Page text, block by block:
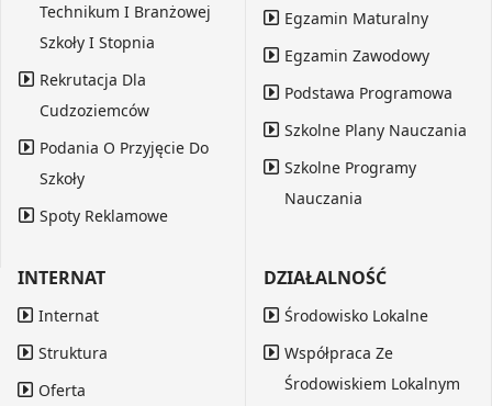
Technikum I Branżowej
Szkoły I Stopnia
Rekrutacja Dla
Cudzoziemców
Podania O Przyjęcie Do
Szkoły
Spoty Reklamowe
Egzamin Maturalny
Egzamin Zawodowy
Podstawa Programowa
Szkolne Plany Nauczania
Szkolne Programy
Nauczania
INTERNAT
Internat
Struktura
Oferta
DZIAŁALNOŚĆ
Środowisko Lokalne
Współpraca Ze
Środowiskiem Lokalnym